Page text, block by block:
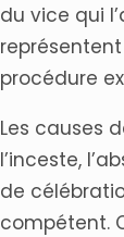
du vice qui
procédure
Les causes
l’inceste,
de
compétent.